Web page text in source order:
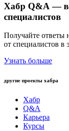
Хабр Q&A —
специалистов
Получайте ответы
от специалистов в
Узнать больше
другие проекты хабра
Хабр
Q&A
Карьера
Курсы